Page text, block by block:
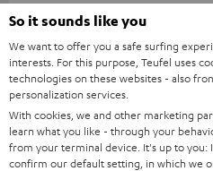
YAMAHA CD-S303
So it sounds like you
We want to offer you a safe surfing
interests. For this purpose, Teufel uses
technologies on these websites - also
personalization services.
With cookies, we and other marketing
learn what you like - through your
from your terminal device. It's up to you:
confirm our default setting, in which we